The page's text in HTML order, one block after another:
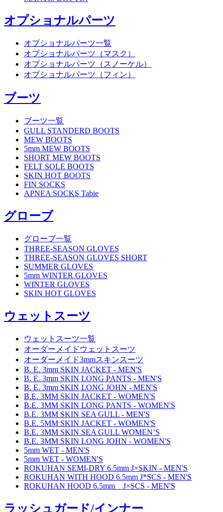
オプショナルパーツ
オプショナルパーツ一覧
オプショナルパーツ（マスク）
オプショナルパーツ（スノーケル）
オプショナルパーツ（フィン）
ブーツ
ブーツ一覧
GULL STANDERD BOOTS
MEW BOOTS
5mm MEW BOOTS
SHORT MEW BOOTS
FELT SOLE BOOTS
SKIN HOT BOOTS
FIN SOCKS
APNEA SOCKS Tabie
グローブ
グローブ一覧
THREE-SEASON GLOVES
THREE-SEASON GLOVES SHORT
SUMMER GLOVES
5mm WINTER GLOVES
WINTER GLOVES
SKIN HOT GLOVES
ウェットスーツ
ウェットスーツ一覧
オーダーメイドウェットスーツ
オーダーメイド3mmスキンスーツ
B. E. 3mm SKIN JACKET - MEN'S
B. E. 3mm SKIN LONG PANTS - MEN'S
B. E. 3mm SKIN LONG JOHN - MEN'S
B.E. 3MM SKIN JACKET - WOMEN'S
B.E. 3MM SKIN LONG PANTS - WOMEN'S
B.E. 3MM SKIN SEA GULL - MEN'S
B.E. 5MM SKIN JACKET - WOMEN'S
B.E. 3MM SKIN SEA GULL WOMEN’S
B.E. 3MM SKIN LONG JOHN - WOMEN'S
5mm WET - MEN'S
5mm WET - WOMEN'S
ROKUHAN SEMI-DRY 6.5mm J×SKIN - MEN'S
ROKUHAN WITH HOOD 6.5mm J*SCS - MEN'S
ROKUHAN HOOD 6.5mm J×SCS - MEN'S
ラッシュガード/インナー